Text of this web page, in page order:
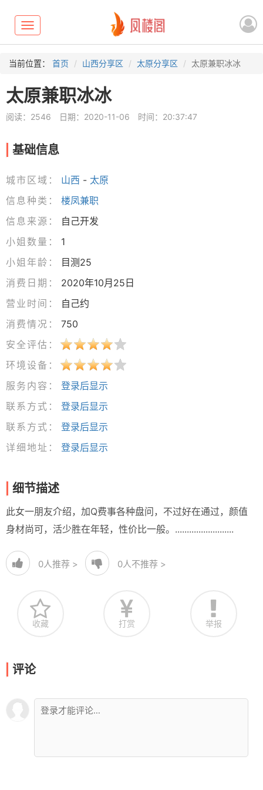
Toggle
navigation
当前位置： 首页 山西分享区 太原分享区 太原兼职冰冰
太原兼职冰冰
阅读：2546 日期：2020-11-06 时间：20:37:47
基础信息
城市区域： 山西 - 太原
信息种类：
楼凤兼职
信息来源：
自己开发
小姐数量：
1
小姐年龄：
目测25
消费日期：
2020年10月25日
营业时间：
自己约
消费情况：
750
安全评估：
环境设备：
服务内容：
登录后显示
联系方式：
登录后显示
联系方式：
登录后显示
详细地址：
登录后显示
细节描述
此女一朋友介绍，加Q费事各种盘问，不过好在通过，颜值
身材尚可，活少胜在年轻，性价比一般。.........................
0人推荐 > 0人不推荐 >
收藏 打赏 举报
评论